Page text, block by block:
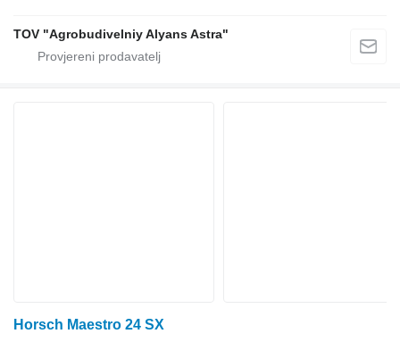
TOV "Agrobudivelniy Alyans Astra"
Horsch Maestro 24 SX